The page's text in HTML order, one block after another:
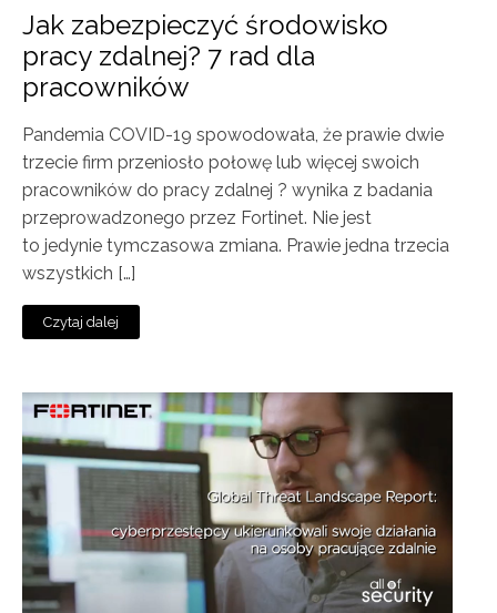
Jak zabezpieczyć środowisko
pracy zdalnej? 7 rad dla
pracowników
Pandemia COVID-19 spowodowała, że prawie dwie
trzecie firm przeniosło połowę lub więcej swoich
pracowników do pracy zdalnej ? wynika z badania
przeprowadzonego przez Fortinet. Nie jest
to jedynie tymczasowa zmiana. Prawie jedna trzecia
wszystkich […]
Czytaj dalej